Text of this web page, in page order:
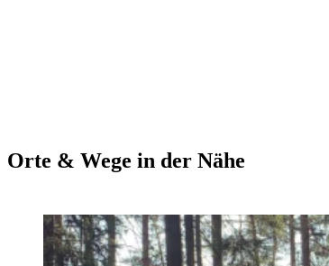
Orte & Wege in der Nähe